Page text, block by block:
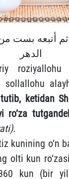
أتبعه بست
الدهر
roziyallohu
sollallohu
tutib, ketidan
ro‘za
kunining o‘n
olti kun
kun (bir